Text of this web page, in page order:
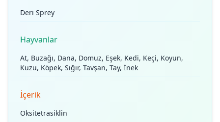
Deri Sprey
Hayvanlar
At, Buzağı, Dana, Domuz, Eşek, Kedi, Keçi, Koyun,
Kuzu, Köpek, Sığır, Tavşan, Tay, İnek
İçerik
Oksitetrasiklin